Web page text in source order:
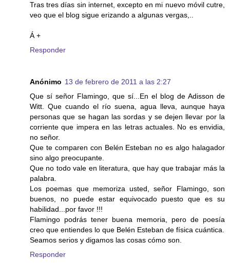
Tras tres días sin internet, excepto en mi nuevo móvil cutre,
veo que el blog sigue erizando a algunas vergas,..
Á +
Responder
Anónimo 13 de febrero de 2011 a las 2:27
Que sí señor Flamingo, que sí...En el blog de Adisson de
Witt. Que cuando el río suena, agua lleva, aunque haya
personas que se hagan las sordas y se dejen llevar por la
corriente que impera en las letras actuales. No es envidia,
no señor.
Que te comparen con Belén Esteban no es algo halagador
sino algo preocupante.
Que no todo vale en literatura, que hay que trabajar más la
palabra.
Los poemas que memoriza usted, señor Flamingo, son
buenos, no puede estar equivocado puesto que es su
habilidad...por favor !!!
Flamingo podrás tener buena memoria, pero de poesía
creo que entiendes lo que Belén Esteban de física cuántica.
Seamos serios y digamos las cosas cómo son.
Responder